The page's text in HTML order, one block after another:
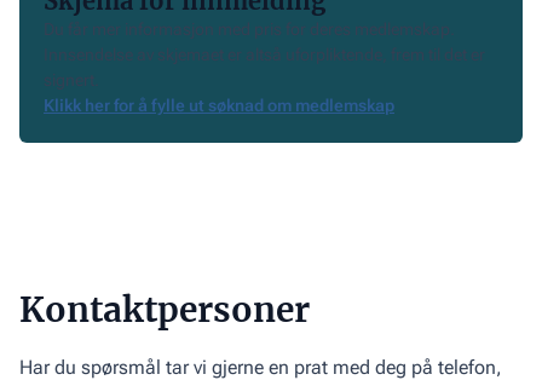
Du får mer informasjon med pris for deres medlemskap.
Innsendelse av skjemaet er altså uforpliktende, frem til det er
signert.
Klikk her for å fylle ut søknad om medlemskap
her
for
å
fylle
ut
Kontaktpersoner
Har du spørsmål tar vi gjerne en prat med deg på telefon,